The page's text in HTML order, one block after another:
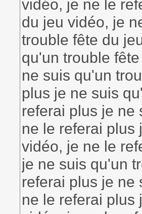
vidéo, je ne le
du jeu vidéo, je
trouble fête du
qu'un trouble
ne suis qu'un
plus je ne suis
referai plus je ne
ne le referai plus
vidéo, je ne le
je ne suis qu'un
referai plus je ne
ne le referai plus